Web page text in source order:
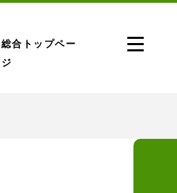
総合トップペー
ジ